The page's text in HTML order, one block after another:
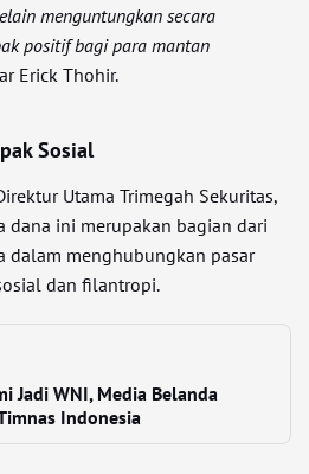
menguntungkan secara
positif bagi para mantan
Erick Thohir.
Sosial
Utama Trimegah Sekuritas,
dana ini merupakan bagian dari
dalam menghubungkan pasar
dan filantropi.
Jadi WNI, Media Belanda
Indonesia